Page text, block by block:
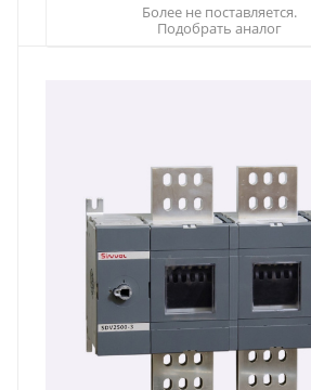
Более не поставляется.
Подобрать аналог